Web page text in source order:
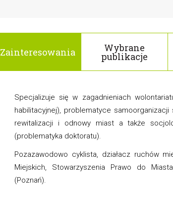
Zainteresowania Wybrane
publikacje
Specjalizuje się w zagadnieniach
habilitacyjnej), problematyce
rewitalizacji i odnowy miast a także
(problematyka doktoratu).
Pozazawodowo cyklista, działacz ruchów
Miejskich, Stowarzyszenia Prawo do
(Poznań).